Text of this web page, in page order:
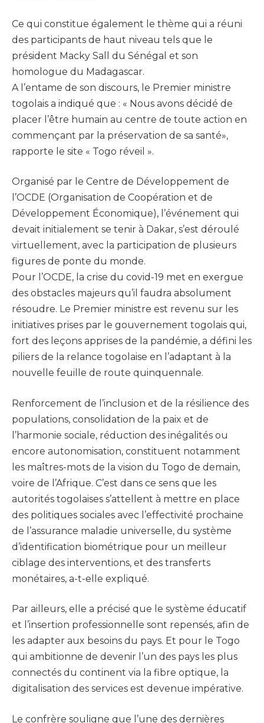
Ce qui constitue également le thème qui a réuni
des participants de haut niveau tels que le
président Macky Sall du Sénégal et son
homologue du Madagascar.
A l’entame de son discours, le Premier ministre
togolais a indiqué que : « Nous avons décidé de
placer l’être humain au centre de toute action en
commençant par la préservation de sa santé»,
rapporte le site « Togo réveil ».
Organisé par le Centre de Développement de
l’OCDE (Organisation de Coopération et de
Développement Économique), l’événement qui
devait initialement se tenir à Dakar, s’est déroulé
virtuellement, avec la participation de plusieurs
figures de ponte du monde.
Pour l’OCDE, la crise du covid-19 met en exergue
des obstacles majeurs qu’il faudra absolument
résoudre. Le Premier ministre est revenu sur les
initiatives prises par le gouvernement togolais qui,
fort des leçons apprises de la pandémie, a défini les
piliers de la relance togolaise en l’adaptant à la
nouvelle feuille de route quinquennale.
Renforcement de l’inclusion et de la résilience des
populations, consolidation de la paix et de
l’harmonie sociale, réduction des inégalités ou
encore autonomisation, constituent notamment
les maîtres-mots de la vision du Togo de demain,
voire de l’Afrique. C’est dans ce sens que les
autorités togolaises s’attellent à mettre en place
des politiques sociales avec l’effectivité prochaine
de l’assurance maladie universelle, du système
d’identification biométrique pour un meilleur
ciblage des interventions, et des transferts
monétaires, a-t-elle expliqué.
Par ailleurs, elle a précisé que le système éducatif
et l’insertion professionnelle sont repensés, afin de
les adapter aux besoins du pays. Et pour le Togo
qui ambitionne de devenir l’un des pays les plus
connectés du continent via la fibre optique, la
digitalisation des services est devenue impérative.
Le confrère souligne que l’une des dernières